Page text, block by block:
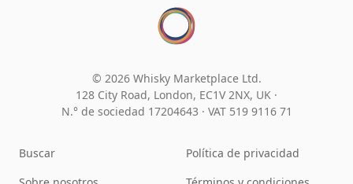
© 2026 Whisky Marketplace Ltd.
128 City Road, London, EC1V 2NX, UK ·
N.° de sociedad 17204643 · VAT 519 9116 71
Buscar
Política de privacidad